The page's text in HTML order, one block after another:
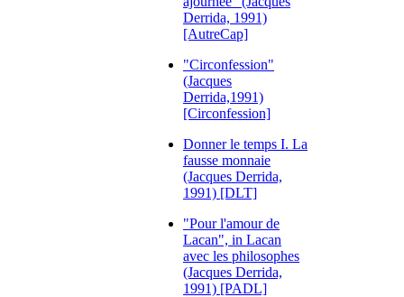
Derrida, 1991)
[AutreCap]
"Circonfession"
(Jacques
Derrida,1991)
[Circonfession]
Donner le temps I. La
fausse monnaie
(Jacques Derrida,
1991) [DLT]
"Pour l'amour de
Lacan", in Lacan
avec les philosophes
(Jacques Derrida,
1991) [PADL]